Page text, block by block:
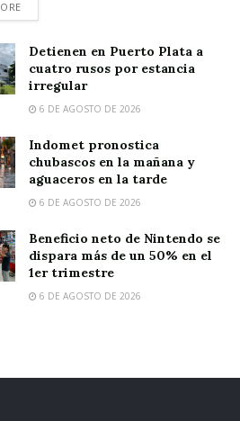
Detienen en Puerto Plata a
cuatro rusos por estancia
irregular
6 DE AGOSTO DE 2026
Indomet pronostica
chubascos en la mañana y
aguaceros en la tarde
6 DE AGOSTO DE 2026
Beneficio neto de Nintendo se
dispara más de un 50% en el
1er trimestre
6 DE AGOSTO DE 2026